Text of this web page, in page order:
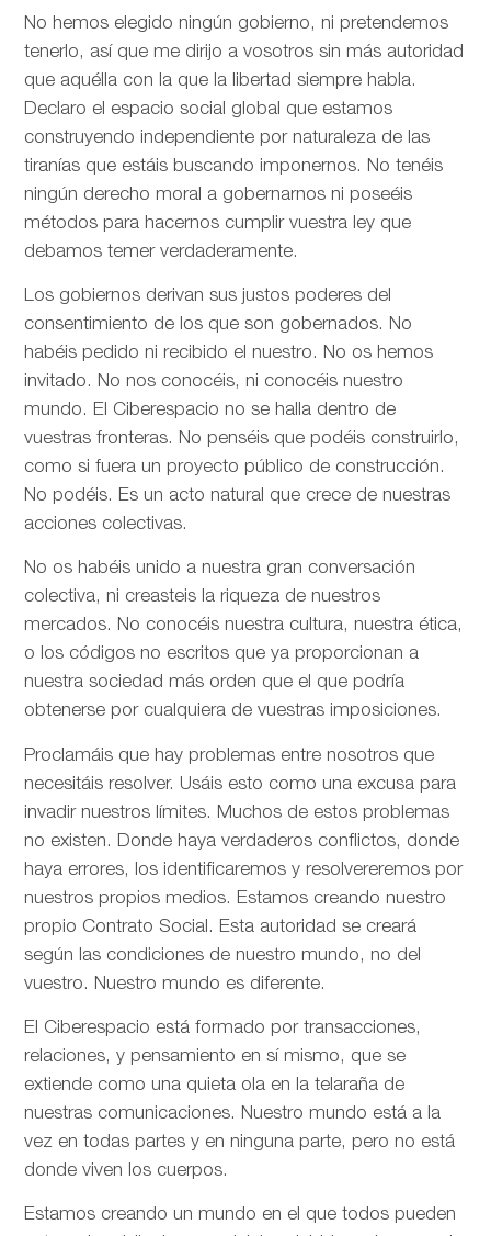
No hemos elegido ningún gobierno, ni pretendemos
tenerlo, así que me dirijo a vosotros sin más autoridad
que aquélla con la que la libertad siempre habla.
Declaro el espacio social global que estamos
construyendo independiente por naturaleza de las
tiranías que estáis buscando imponernos. No tenéis
ningún derecho moral a gobernarnos ni poseéis
métodos para hacernos cumplir vuestra ley que
debamos temer verdaderamente.
Los gobiernos derivan sus justos poderes del
consentimiento de los que son gobernados. No
habéis pedido ni recibido el nuestro. No os hemos
invitado. No nos conocéis, ni conocéis nuestro
mundo. El Ciberespacio no se halla dentro de
vuestras fronteras. No penséis que podéis construirlo,
como si fuera un proyecto público de construcción.
No podéis. Es un acto natural que crece de nuestras
acciones colectivas.
No os habéis unido a nuestra gran conversación
colectiva, ni creasteis la riqueza de nuestros
mercados. No conocéis nuestra cultura, nuestra ética,
o los códigos no escritos que ya proporcionan a
nuestra sociedad más orden que el que podría
obtenerse por cualquiera de vuestras imposiciones.
Proclamáis que hay problemas entre nosotros que
necesitáis resolver. Usáis esto como una excusa para
invadir nuestros límites. Muchos de estos problemas
no existen. Donde haya verdaderos conflictos, donde
haya errores, los identificaremos y resolvereremos por
nuestros propios medios. Estamos creando nuestro
propio Contrato Social. Esta autoridad se creará
según las condiciones de nuestro mundo, no del
vuestro. Nuestro mundo es diferente.
El Ciberespacio está formado por transacciones,
relaciones, y pensamiento en sí mismo, que se
extiende como una quieta ola en la telaraña de
nuestras comunicaciones. Nuestro mundo está a la
vez en todas partes y en ninguna parte, pero no está
donde viven los cuerpos.
Estamos creando un mundo en el que todos pueden